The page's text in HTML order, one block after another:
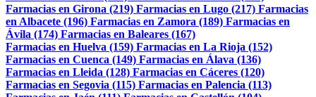
Farmacias en Girona (219) Farmacias en Lugo (217) Farmacias
en Albacete (196) Farmacias en Zamora (189) Farmacias en
Ávila (174) Farmacias en Baleares (167)
Farmacias en Huelva (159) Farmacias en La Rioja (152)
Farmacias en Cuenca (149) Farmacias en Álava (136)
Farmacias en Lleida (128) Farmacias en Cáceres (120)
Farmacias en Segovia (115) Farmacias en Palencia (113)